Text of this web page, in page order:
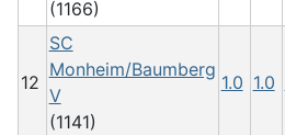
(1166)
12
SC
Monheim/Baumberg
V
(1141)
1.0 1.0